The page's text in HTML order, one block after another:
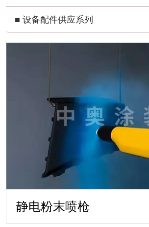
■ 设备配件供应系列
静电粉末喷枪